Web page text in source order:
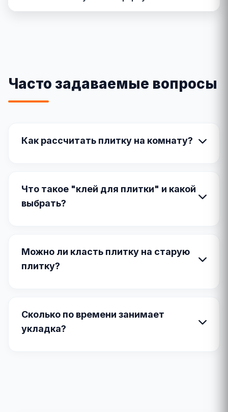
Часто задаваемые вопросы
Как рассчитать плитку на комнату?
Что такое "клей для плитки" и какой
выбрать?
Можно ли класть плитку на старую
плитку?
Сколько по времени занимает
укладка?